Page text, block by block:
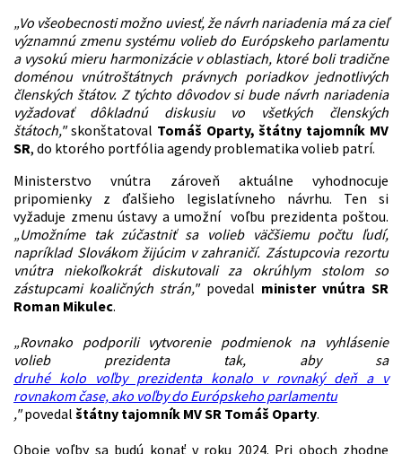
„Vo všeobecnosti možno uviesť, že návrh nariadenia má za cieľ
významnú zmenu systému volieb do Európskeho parlamentu
a vysokú mieru harmonizácie v oblastiach, ktoré boli tradične
doménou vnútroštátnych právnych poriadkov jednotlivých
členských štátov. Z týchto dôvodov si bude návrh nariadenia
vyžadovať dôkladnú diskusiu vo všetkých členských
štátoch,"skonštatoval Tomáš Oparty, štátny tajomník MV
SR, do ktorého portfólia agendy problematika volieb patrí.
Ministerstvo vnútra zároveň aktuálne vyhodnocuje
pripomienky z ďalšieho legislatívneho návrhu. Ten si
vyžaduje zmenu ústavy a umožní voľbu prezidenta poštou.
„Umožníme tak zúčastniť sa volieb väčšiemu počtu ľudí,
napríklad Slovákom žijúcim v zahraničí. Zástupcovia rezortu
vnútra niekoľkokrát diskutovali za okrúhlym stolom so
zástupcami koaličných strán,"povedal minister vnútra SR
Roman Mikulec.
„Rovnako podporili vytvorenie podmienok na vyhlásenie
volieb prezidenta tak, aby sa
druhé kolo voľby prezidenta konalo v rovnaký deň a v
rovnakom čase, ako voľby do Európskeho parlamentu
,"povedal štátny tajomník MV SR Tomáš Oparty.
Oboje voľby sa budú konať v roku 2024. Pri oboch zhodne